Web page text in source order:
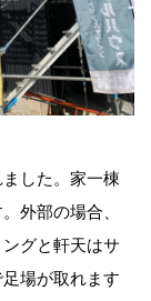
した。家一棟
外部の場合、
グと軒天はサ
場が取れます